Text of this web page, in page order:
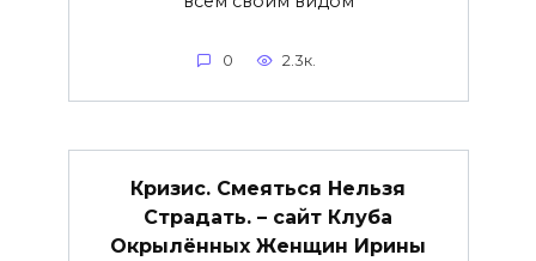
0 2.3к.
Кризис. Смеяться Нельзя
Страдать. – сайт Клуба
Окрылённых Женщин Ирины